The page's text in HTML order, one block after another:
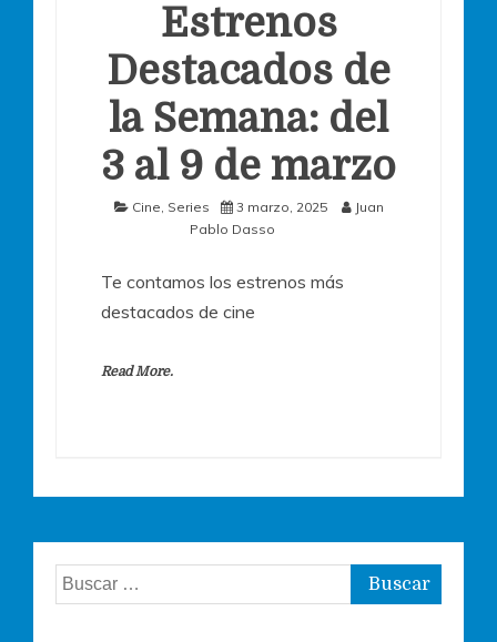
Estrenos
Destacados de
la Semana: del
3 al 9 de marzo
Cine, Series 3 marzo, 2025
Juan
Pablo Dasso
Te contamos los estrenos más
destacados de cine
Read More.
Buscar: